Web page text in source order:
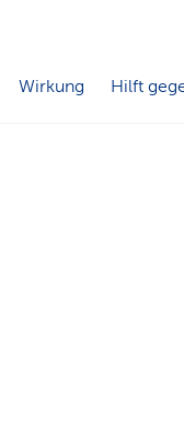
Wirkung Hilft